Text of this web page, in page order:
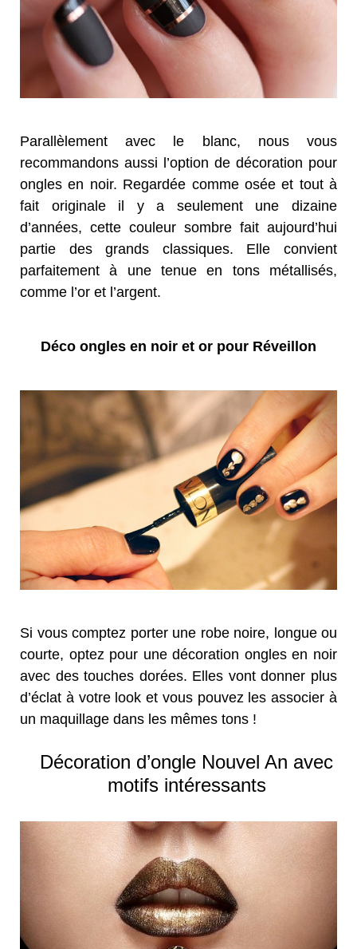
Parallèlement avec le blanc, nous vous
recommandons aussi l’option de décoration pour
ongles en noir. Regardée comme osée et tout à
fait originale il y a seulement une dizaine
d’années, cette couleur sombre fait aujourd’hui
partie des grands classiques. Elle convient
parfaitement à une tenue en tons métallisés,
comme l’or et l’argent.
Déco ongles en noir et or pour Réveillon
Si vous comptez porter une robe noire, longue ou
courte, optez pour une décoration ongles en noir
avec des touches dorées. Elles vont donner plus
d’éclat à votre look et vous pouvez les associer à
un maquillage dans les mêmes tons !
Décoration d’ongle Nouvel An avec
motifs intéressants